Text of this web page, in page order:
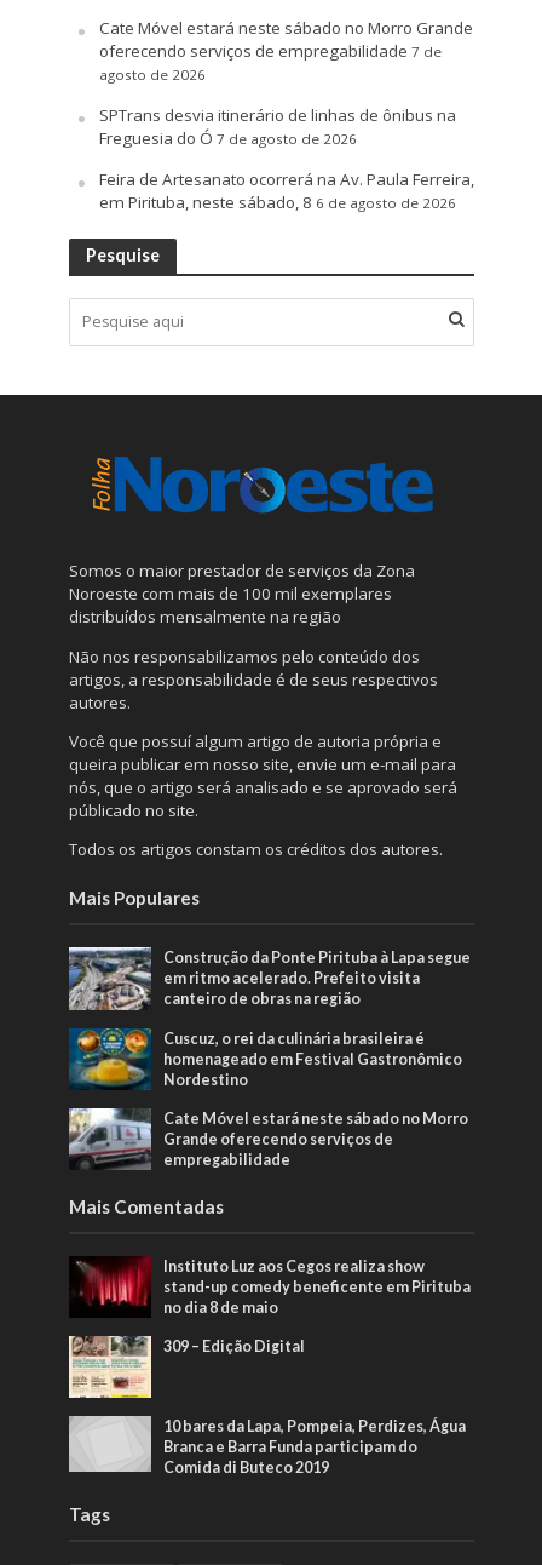
Cate Móvel estará neste sábado no Morro Grande
oferecendo serviços de empregabilidade 7 de
agosto de 2026
SPTrans desvia itinerário de linhas de ônibus na
Freguesia do Ó 7 de agosto de 2026
Feira de Artesanato ocorrerá na Av. Paula Ferreira,
em Pirituba, neste sábado, 8 6 de agosto de 2026
Pesquise
Somos o maior prestador de serviços da Zona
Noroeste com mais de 100 mil exemplares
distribuídos mensalmente na região
Não nos responsabilizamos pelo conteúdo dos
artigos, a responsabilidade é de seus respectivos
autores.
Você que possuí algum artigo de autoria própria e
queira publicar em nosso site, envie um e-mail para
nós, que o artigo será analisado e se aprovado será
públicado no site.
Todos os artigos constam os créditos dos autores.
Mais Populares
Construção da Ponte Pirituba à Lapa segue
em ritmo acelerado. Prefeito visita
canteiro de obras na região
Cuscuz, o rei da culinária brasileira é
homenageado em Festival Gastronômico
Nordestino
Cate Móvel estará neste sábado no Morro
Grande oferecendo serviços de
empregabilidade
Mais Comentadas
Instituto Luz aos Cegos realiza show
stand-up comedy beneficente em Pirituba
no dia 8 de maio
309 – Edição Digital
10 bares da Lapa, Pompeia, Perdizes, Água
Branca e Barra Funda participam do
Comida di Buteco 2019
Tags